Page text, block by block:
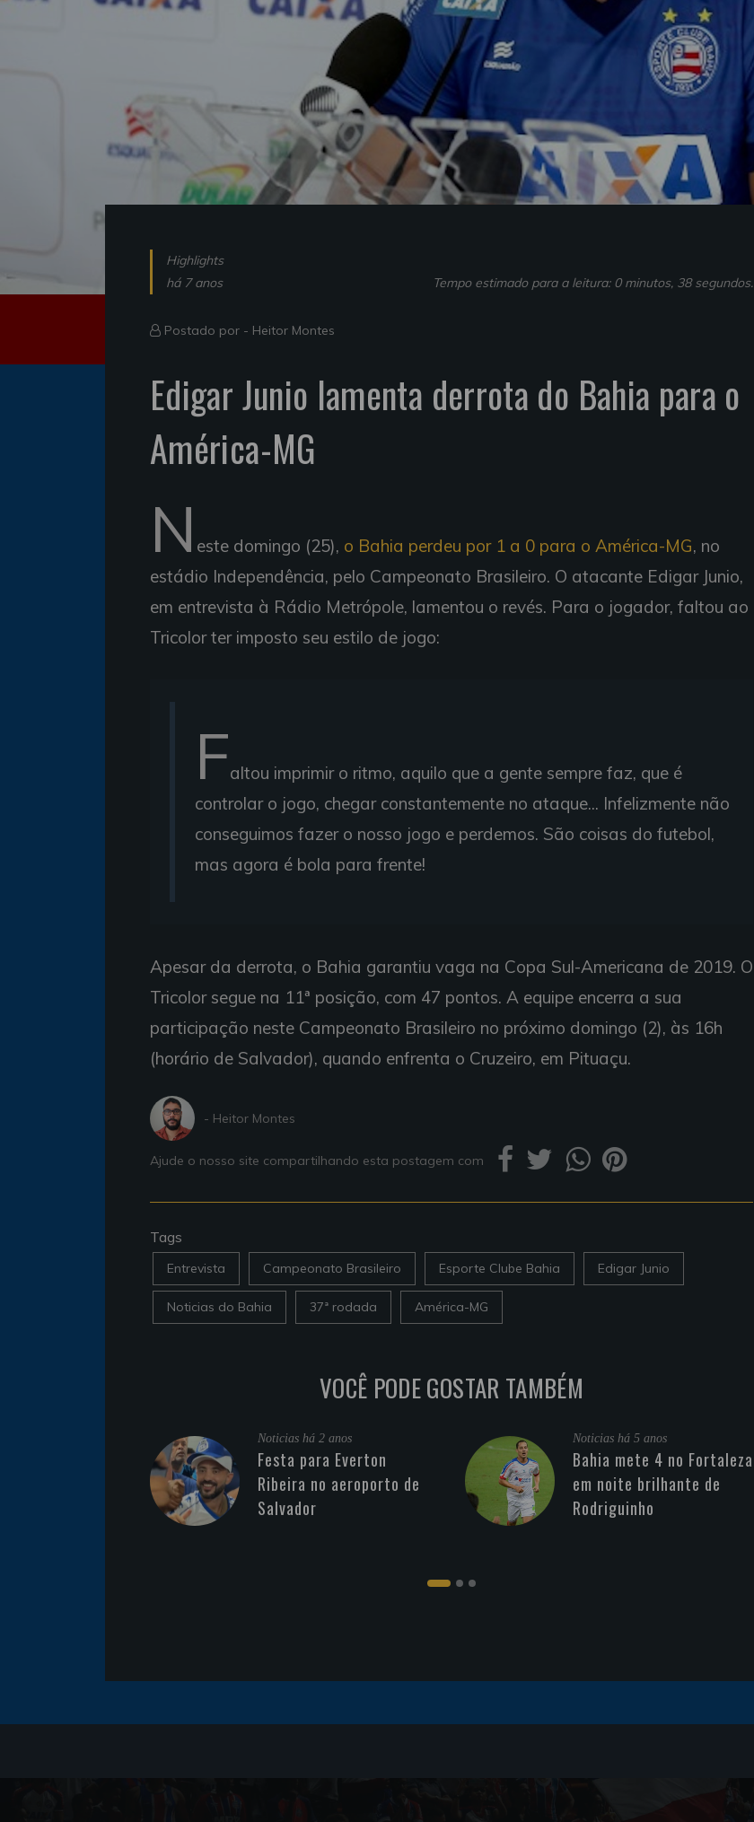
Highlights
há 7 anos
Tempo estimado para a leitura: 0 minutos, 38 segundos.
Postado por - Heitor Montes
Edigar Junio lamenta derrota do Bahia para o
América-MG
N este domingo (25), o Bahia perdeu por 1 a 0 para o América-MG, no
estádio Independência, pelo Campeonato Brasileiro. O atacante Edigar Junio,
em entrevista à Rádio Metrópole, lamentou o revés. Para o jogador, faltou ao
Tricolor ter imposto seu estilo de jogo:
Faltou imprimir o ritmo, aquilo que a gente sempre faz, que é
controlar o jogo, chegar constantemente no ataque... Infelizmente não
conseguimos fazer o nosso jogo e perdemos. São coisas do futebol,
mas agora é bola para frente!
Apesar da derrota, o Bahia garantiu vaga na Copa Sul-Americana de 2019. O
Tricolor segue na 11ª posição, com 47 pontos. A equipe encerra a sua
participação neste Campeonato Brasileiro no próximo domingo (2), às 16h
(horário de Salvador), quando enfrenta o Cruzeiro, em Pituaçu.
- Heitor Montes
Ajude o nosso site compartilhando esta postagem com
Tags
Entrevista Campeonato Brasileiro Esporte Clube Bahia Edigar Junio
Noticias do Bahia 37ª rodada América-MG
VOCÊ PODE GOSTAR TAMBÉM
Noticias há 2 anos
Festa para Everton
Ribeira no aeroporto de
Salvador
Noticias há 5 anos
Bahia mete 4 no Fortaleza
em noite brilhante de
Rodriguinho